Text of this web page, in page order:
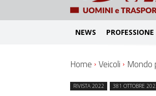
NEWS PROFESSIONE
Home Veicoli Mondo
RIVISTA 2022 381 OTTOBRE